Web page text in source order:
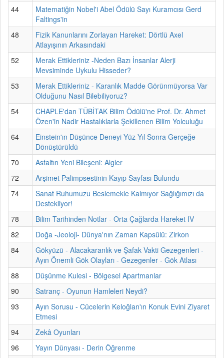
44
Matematiğin Nobel'i Abel Ödülü Sayı Kuramcısı Gerd
Faltings'in
48
Fizik Kanunlarını Zorlayan Hareket: Dörtlü Axel
Atlayışının Arkasındaki
52
Merak Ettikleriniz -Neden Bazı İnsanlar Alerji
Mevsiminde Uykulu Hisseder?
53
Merak Ettikleriniz - Karanlık Madde Görünmüyorsa Var
Olduğunu Nasıl Bilebiliyoruz?
54
CHAPLE'dan TÜBİTAK Bilim Ödülü'ne Prof. Dr. Ahmet
Özen'in Nadir Hastalıklarla Şekillenen Bilim Yolculuğu
64
Einstein'ın Düşünce Deneyi Yüz Yıl Sonra Gerçeğe
Dönüştürüldü
70
Asfaltın Yeni Bileşeni: Algler
72
Arşimet Palimpsestinin Kayıp Sayfası Bulundu
74
Sanat Ruhumuzu Beslemekle Kalmıyor Sağlığımızı da
Destekliyor!
78
Bilim Tarihinden Notlar - Orta Çağlarda Hareket IV
82
Doğa -Jeoloji- Dünya'nın Zaman Kapsülü: Zirkon
84
Gökyüzü - Alacakaranlık ve Şafak Vakti Gezegenleri -
Ayın Önemli Gök Olayları - Gezegenler - Gök Atlası
88
Düşünme Kulesi - Bölgesel Apartmanlar
90
Satranç - Oyunun Hamleleri Neydi?
93
Ayın Sorusu - Cücelerin Keloğlan'ın Konuk Evini Ziyaret
Etmesi
94
Zekâ Oyunları
96
Yayın Dünyası - Derin Öğrenme